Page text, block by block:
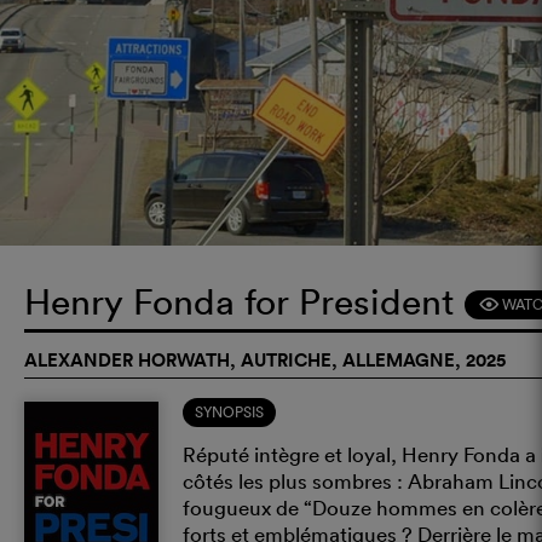
Henry Fonda for President F
ALEXANDER HORWATH, AUTRICHE, ALLEMAGNE, 2025
SYNOPSIS
Réputé intègre et loyal, Henry Fonda a
côtés les plus sombres : Abraham
fougueux de “Douze hommes en
forts et emblématiques ? Derrière le